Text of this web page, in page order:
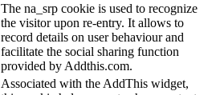
The na_srp cookie is used to recognize
the visitor upon re-entry. It allows to
record details on user behaviour and
facilitate the social sharing function
provided by Addthis.com.
Associated with the AddThis widget,